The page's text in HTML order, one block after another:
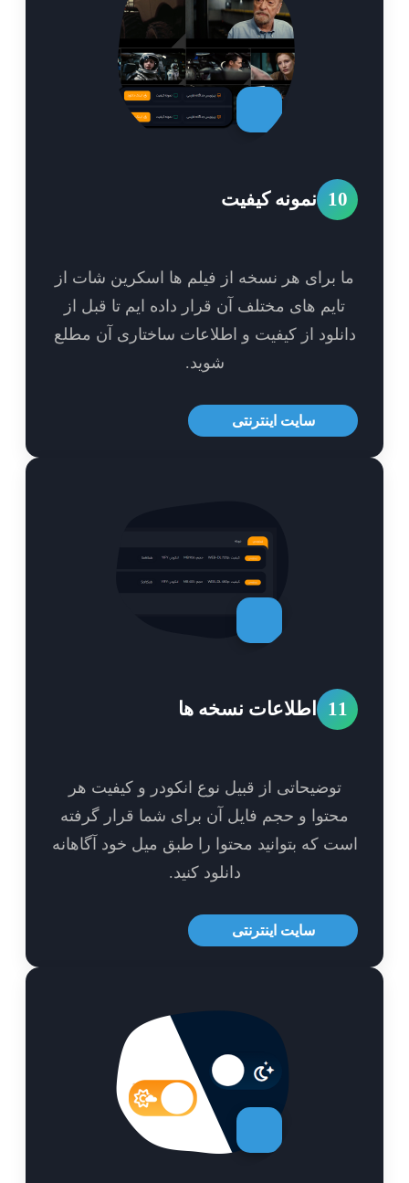
نمونه کیفیت
برای هر نسخه از فیلم ها اسکرین شات از
های مختلف آن قرار داده ایم تا قبل از
از کیفیت و اطلاعات ساختاری آن مطلع
سایت اینترنتی
اطلاعات نسخه ها
توضیحاتی از قبیل نوع انکودر و کیفیت هر
و حجم فایل آن برای شما قرار گرفته
که بتوانید محتوا را طبق میل خود آگاهانه
دانلود کنید.
سایت اینترنتی